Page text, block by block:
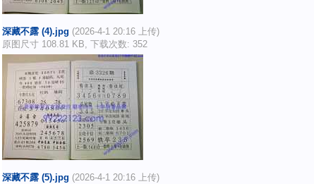
深藏不露 (4).jpg (2026-4-1 20:16 上传)
原图尺寸 108.81 KB, 下载次数: 352
深藏不露 (5).jpg (2026-4-1 20:16 上传)